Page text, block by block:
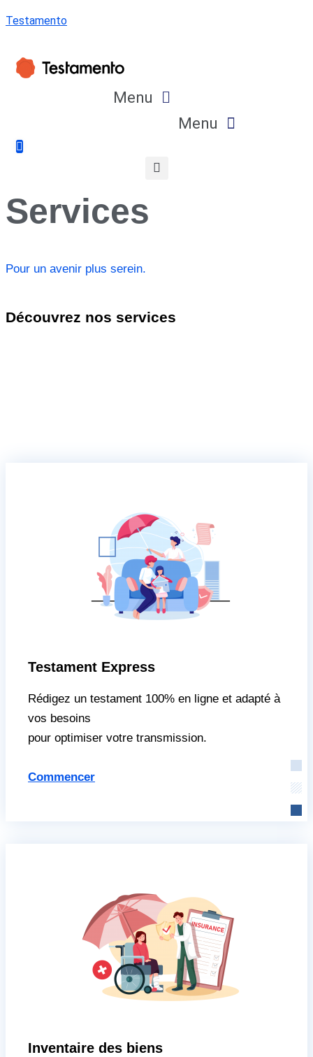
Testamento
Menu
Menu
Services
Pour un avenir plus serein.
Découvrez nos services
Testament Express
Rédigez un testament 100% en ligne et adapté à
vos besoins
pour optimiser votre transmission.
Commencer
Inventaire des biens